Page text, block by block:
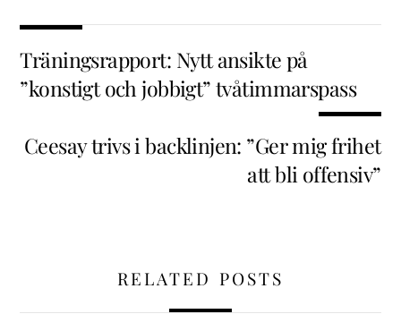
Träningsrapport: Nytt ansikte på
”konstigt och jobbigt” tvåtimmarspass
Ceesay trivs i backlinjen: ”Ger mig frihet
att bli offensiv”
RELATED POSTS